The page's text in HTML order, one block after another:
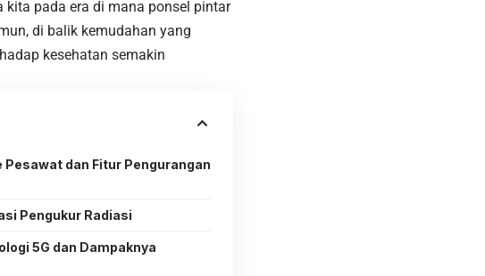
kita pada era di mana ponsel pintar
di balik kemudahan yang
kesehatan semakin
Pesawat dan Fitur Pengurangan
Pengukur Radiasi
5G dan Dampaknya